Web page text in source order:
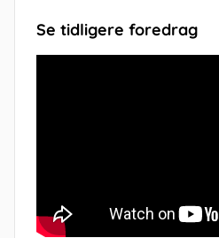
Se tidligere foredrag